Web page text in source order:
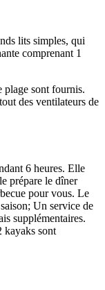
lits simples, qui
comprenant 1
plage sont fournis.
des ventilateurs de
6 heures. Elle
prépare le dîner
pour vous. Le
Un service de
supplémentaires.
kayaks sont